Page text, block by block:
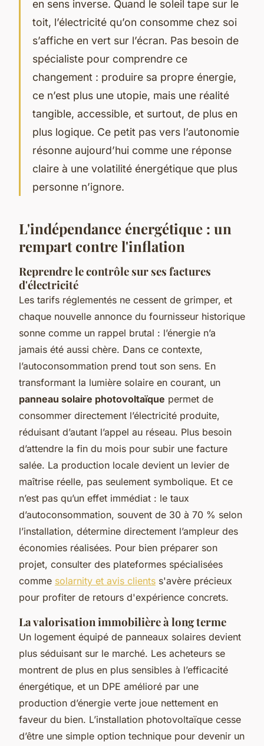
en sens inverse. Quand le soleil tape sur le
toit, l’électricité qu’on consomme chez soi
s’affiche en vert sur l’écran. Pas besoin de
spécialiste pour comprendre ce
changement : produire sa propre énergie,
ce n’est plus une utopie, mais une réalité
tangible, accessible, et surtout, de plus en
plus logique. Ce petit pas vers l’autonomie
résonne aujourd’hui comme une réponse
claire à une volatilité énergétique que plus
personne n’ignore.
L'indépendance énergétique : un
rempart contre l'inflation
Reprendre le contrôle sur ses factures
d'électricité
Les tarifs réglementés ne cessent de grimper, et
chaque nouvelle annonce du fournisseur historique
sonne comme un rappel brutal : l’énergie n’a
jamais été aussi chère. Dans ce contexte,
l’autoconsommation prend tout son sens. En
transformant la lumière solaire en courant, un
panneau solaire photovoltaïque permet de
consommer directement l’électricité produite,
réduisant d’autant l’appel au réseau. Plus besoin
d’attendre la fin du mois pour subir une facture
salée. La production locale devient un levier de
maîtrise réelle, pas seulement symbolique. Et ce
n’est pas qu’un effet immédiat : le taux
d’autoconsommation, souvent de 30 à 70 % selon
l’installation, détermine directement l’ampleur des
économies réalisées. Pour bien préparer son
projet, consulter des plateformes spécialisées
comme solarnity et avis clients s'avère précieux
pour profiter de retours d'expérience concrets.
La valorisation immobilière à long terme
Un logement équipé de panneaux solaires devient
plus séduisant sur le marché. Les acheteurs se
montrent de plus en plus sensibles à l’efficacité
énergétique, et un DPE amélioré par une
production d’énergie verte joue nettement en
faveur du bien. L’installation photovoltaïque cesse
d’être une simple option technique pour devenir un